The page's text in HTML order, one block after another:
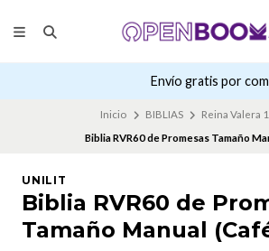
Envío gratis por compras
Inicio BIBLIAS
Reina Valera
Biblia RVR60 de Promesas Tamaño
UNILIT
Biblia RVR60 de
Tamaño Manual